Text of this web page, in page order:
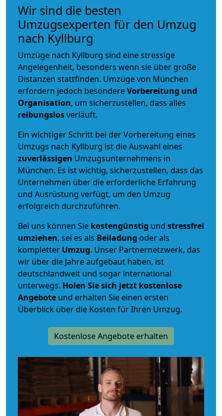
Wir sind die besten
Umzugsexperten für den Umzug
nach Kyllburg
Umzüge nach Kyllburg sind eine stressige
Angelegenheit, besonders wenn sie über große
Distanzen stattfinden. Umzüge von München
erfordern jedoch besondereVorbereitung und
Organisation, um sicherzustellen, dass alles
reibungslosverläuft.
Ein wichtiger Schritt bei der Vorbereitung eines
Umzugs nach Kyllburg ist die Auswahl eines
zuverlässigen Umzugsunternehmens in
München. Es ist wichtig, sicherzustellen, dass das
Unternehmen über die erforderliche Erfahrung
und Ausrüstung verfügt, um den Umzug
erfolgreich durchzuführen.
Bei uns können Sie kostengünstig und stressfrei
umziehen, sei es als Beiladung oder als
kompletter Umzug. Unser Partnernetzwerk, das
wir über die Jahre aufgebaut haben, ist
deutschlandweit und sogar international
unterwegs. Holen Sie sich jetzt kostenlose
Angebote und erhalten Sie einen ersten
Überblick über die Kosten für Ihren Umzug.
Kostenlose Angebote erhalten